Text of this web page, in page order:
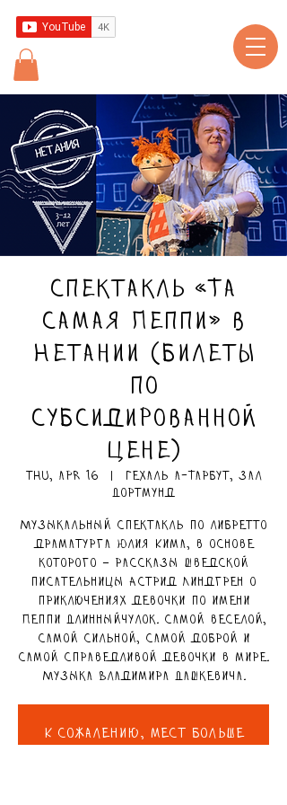
Спектакль «Та
самая Пеппи» в
Нетании (билеты
по
субсидированной
цене)
Thu, Apr 16
Гехаль а-Тарбут, зал
Дортмунд
Музыкальный спектакль по либретто
драматурга Юлия Кима, в основе
которого – рассказы шведской
писательницы Астрид Линдгрен о
приключениях девочки по имени
Пеппи Длинныйчулок. Самой веселой,
самой сильной, самой доброй и
самой справедливой девочки в мире.
Музыка Владимира Дашкевича.
К сожалению, мест больше